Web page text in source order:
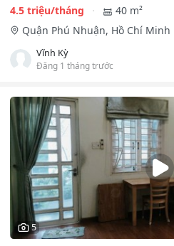
4.5 triệu/tháng
40 m²
Quận Phú Nhuận, Hồ Chí Minh
Vĩnh Kỳ
Đăng 1 tháng trước
5